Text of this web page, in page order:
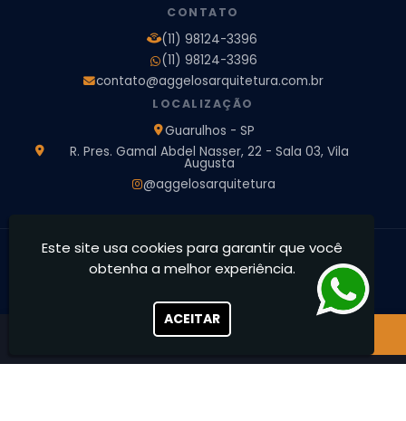
Projeto de Arquitetura 3D
Projeto de Arquitetura Comercial
Projeto de Arquitetura de Casa
Projeto de Arquitetura de Interiores
Projeto de Arquitetura e Engenharia
Projeto de Arquitetura para Apartamentos
Projeto de Arquitetura Residencial
Projeto de Interiores Comercial
Projeto de Interiores Completo
Projeto de Interiores Residencial
CONTATO
(11) 98124-3396
(11) 98124-3396
contato@aggelosarquitetura.com.br
LOCALIZAÇÃO
Guarulhos - SP
R. Pres. Gamal Abdel Nasser, 22 - Sala 03, Vila
Augusta
@aggelosarquitetura
Ággelos Arquitetura e Interiores - Transformamos espaços,
concretizamos sonhos
Este site usa cookies para garantir que você
obtenha a melhor experiência.
ACEITAR